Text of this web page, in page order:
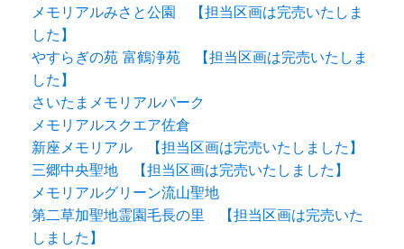
メモリアルみさと公園 【担当区画は完売いたしま
した】
やすらぎの苑 富鶴浄苑 【担当区画は完売いたしま
した】
さいたまメモリアルパーク
メモリアルスクエア佐倉
新座メモリアル 【担当区画は完売いたしました】
三郷中央聖地 【担当区画は完売いたしました】
メモリアルグリーン流山聖地
第二草加聖地霊園毛長の里 【担当区画は完売いた
しました】